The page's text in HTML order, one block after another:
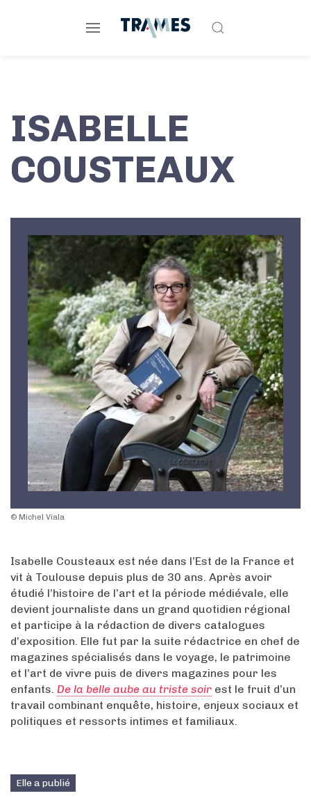
ISABELLE
COUSTEAUX
© Michel Viala
Isabelle Cousteaux est née dans l’Est de la France et
vit à Toulouse depuis plus de 30 ans. Après avoir
étudié l’histoire de l’art et la période médiévale, elle
devient journaliste dans un grand quotidien régional
et participe à la rédaction de divers catalogues
d’exposition. Elle fut par la suite rédactrice en chef de
magazines spécialisés dans le voyage, le patrimoine
et l’art de vivre puis de divers magazines pour les
enfants. De la belle aube au triste soir est le fruit d’un
travail combinant enquête, histoire, enjeux sociaux et
politiques et ressorts intimes et familiaux.
Elle a publié